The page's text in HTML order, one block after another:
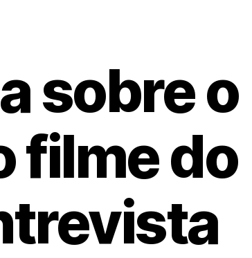
sobre o
filme do